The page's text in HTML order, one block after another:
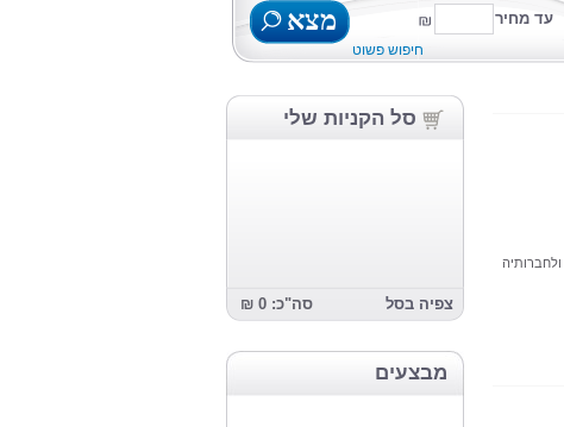
עד מחיר
מצא
חיפוש פשוט
סל הקניות שלי
צפיה בסל סה"כ: 0 ₪
מבצעים